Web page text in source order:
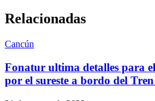
Relacionadas
Cancún
Fonatur ultima detalles para
por el sureste a bordo del